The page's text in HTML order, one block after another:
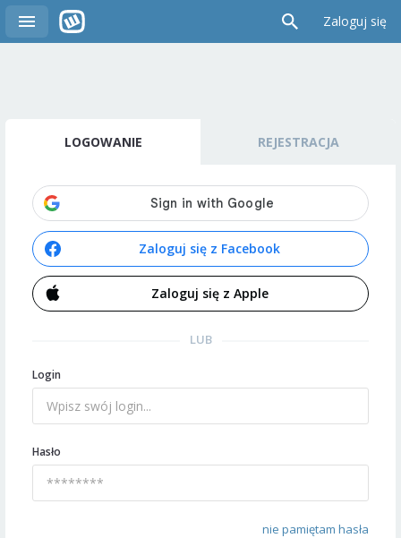
Zaloguj się
LOGOWANIE REJESTRACJA
Zaloguj się z Facebook
Zaloguj się z Apple
LUB
Login
Hasło
nie pamiętam hasła